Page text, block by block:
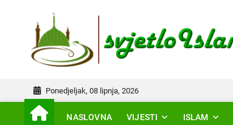
Ponedjeljak, 08 lipnja, 2026
NASLOVNA VIJESTI ISLAM